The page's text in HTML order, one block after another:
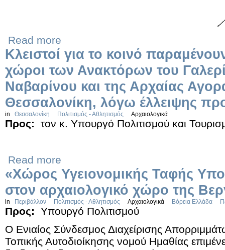
Read more
Κλειστοί για το κοινό
χώροι των Ανακτόρων του
Ναβαρίνου και της Αρχαίας
Θεσσαλονίκη, λόγω έλλειψης
in Θεσσαλονίκη Πολιτισμός - Αθλητισμός Αρχαιολογικά
Προς: τον κ. Υπουργό Πολιτισμού και
Read more
«Χώρος Υγειονομικής Ταφής
στον αρχαιολογικό χώρο της
in Περιβάλλον Πολιτισμός - Αθλητισμός Αρχαιολογικά Βόρεια Ελλάδα
Προς:
Υπουργό Πολιτισμού
Ο Ενιαίος Σύνδεσμος Διαχείρισης
Τοπικής Αυτοδιοίκησης νομού Ημαθίας